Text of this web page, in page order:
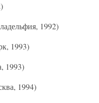
1992)
1993)
1993)
1994)